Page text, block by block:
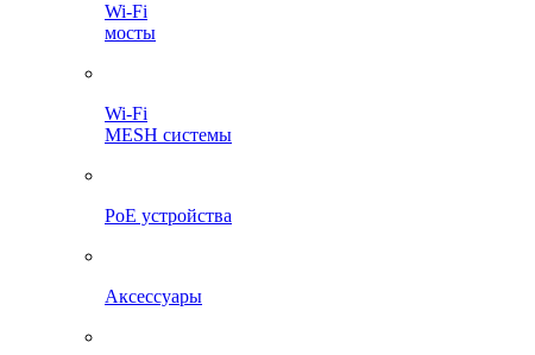
Wi-Fi
мосты
Wi-Fi
MESH системы
PoE устройства
Аксессуары